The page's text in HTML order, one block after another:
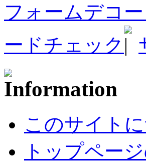
フォームデコ
ードチェック
このサイト
トップペー